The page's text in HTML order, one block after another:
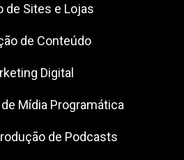
de Sites e Lojas
de Conteúdo
Digital
Mídia Programática
de Podcasts